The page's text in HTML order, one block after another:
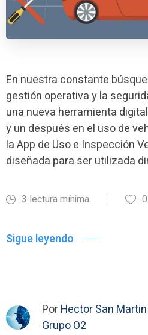
En nuestra constante
gestión operativa y la
una nueva herramienta
y un después en el uso de
la App de Uso e Inspección
diseñada para ser utilizada
3 lectura mínima 0
Sigue leyendo
PorHector San Martin
Grupo O2